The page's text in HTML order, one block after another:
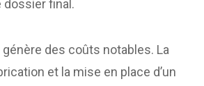
dossier final.
des coûts notables. La
et la mise en place d’un